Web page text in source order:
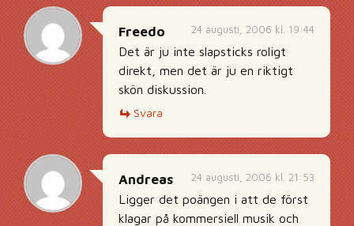
24 augusti, 2006 kl. 19:44
Freedo
Det är ju inte slapsticks roligt
direkt, men det är ju en riktigt
skön diskussion.
Svara
24 augusti, 2006 kl. 21:53
Andreas
Ligger det poängen i att de först
klagar på kommersiell musik och